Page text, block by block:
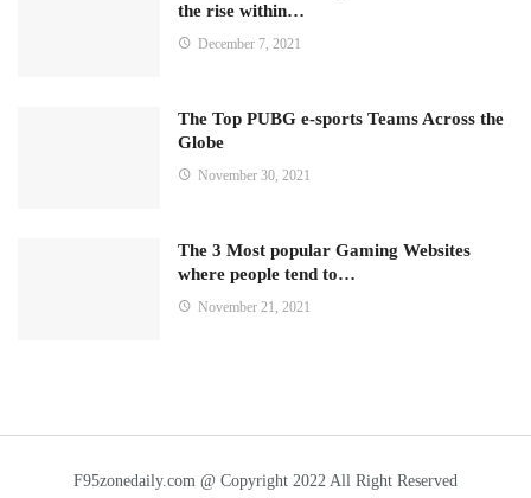
the rise within…
December 7, 2021
The Top PUBG e-sports Teams Across the
Globe
November 30, 2021
The 3 Most popular Gaming Websites
where people tend to…
November 21, 2021
F95zonedaily.com @ Copyright 2022 All Right Reserved